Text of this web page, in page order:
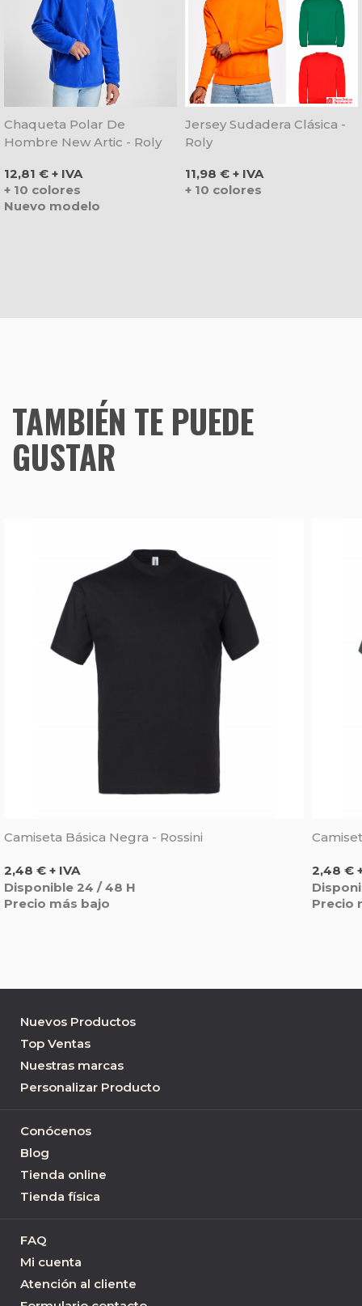
Chaqueta Polar De
Hombre New Artic - Roly
Precio
12,81 € + IVA
+ 10 colores
Nuevo modelo
Jersey Sudadera Clásica -
Roly
Precio
11,98 € + IVA
+ 10 colores
TAMBIÉN TE PUEDE
GUSTAR
Camiseta Básica Negra - Rossini
Precio
2,48 € + IVA
Disponible 24 / 48 H
Precio más bajo
Precio
2,48 €
Precio
Nuevos Productos
Top Ventas
Nuestras marcas
Personalizar Producto
Conócenos
Blog
Tienda online
Tienda física
FAQ
Mi cuenta
Atención al cliente